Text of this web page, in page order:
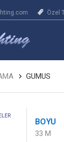
Özel
GUMUS
BOYU
33 M